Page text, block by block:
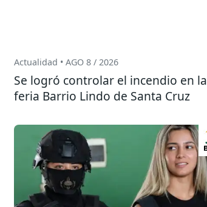
Actualidad • AGO 8 / 2026
Se logró controlar el incendio en la
feria Barrio Lindo de Santa Cruz